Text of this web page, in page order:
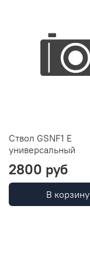
Ствол GSNF1 Е
универсальный
2800 руб
В корзину